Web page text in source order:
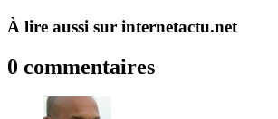
À lire aussi sur internetactu.net
0 commentaires